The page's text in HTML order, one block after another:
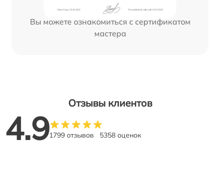
Вы можете ознакомиться с сертификатом
мастера
Отзывы клиентов
4.91799 отзывов 5358 оценок